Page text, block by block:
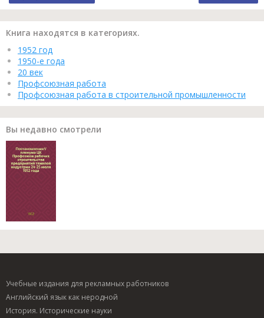
Книга находятся в категориях.
1952 год
1950-е года
20 век
Профсоюзная работа
Профсоюзная работа в строительной промышленности
Вы недавно смотрели
Учебные издания для рекламных работников
Английский язык как неродной
История. Исторические науки